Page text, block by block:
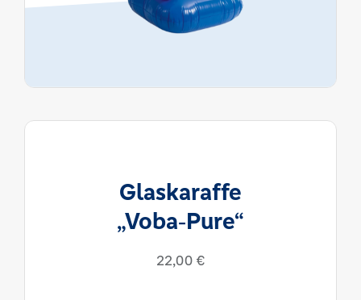
Glaskaraffe
„Voba‑Pure“
22,00 €